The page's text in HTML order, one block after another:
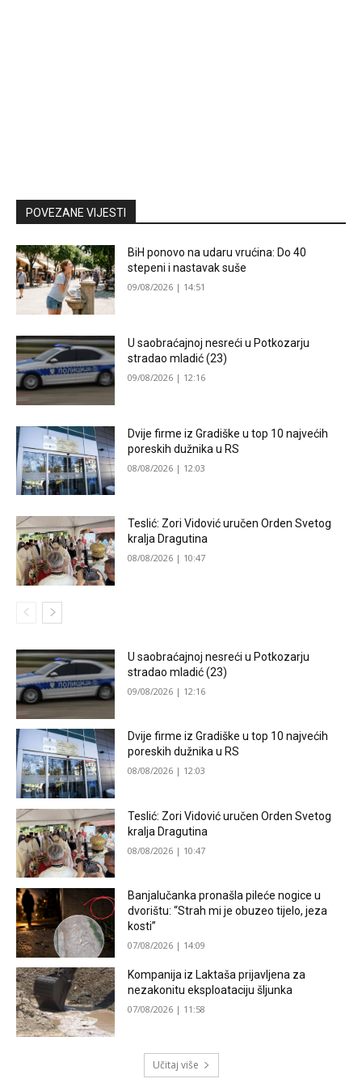
POVEZANE VIJESTI
BiH ponovo na udaru vrućina: Do 40
stepeni i nastavak suše
09/08/2026 | 14:51
U saobraćajnoj nesreći u Potkozarju
stradao mladić (23)
09/08/2026 | 12:16
Dvije firme iz Gradiške u top 10 najvećih
poreskih dužnika u RS
08/08/2026 | 12:03
Teslić: Zori Vidović uručen Orden Svetog
kralja Dragutina
08/08/2026 | 10:47
U saobraćajnoj nesreći u Potkozarju
stradao mladić (23)
09/08/2026 | 12:16
Dvije firme iz Gradiške u top 10 najvećih
poreskih dužnika u RS
08/08/2026 | 12:03
Teslić: Zori Vidović uručen Orden Svetog
kralja Dragutina
08/08/2026 | 10:47
Banjalučanka pronašla pileće nogice u
dvorištu: “Strah mi je obuzeo tijelo, jeza
kosti”
07/08/2026 | 14:09
Kompanija iz Laktaša prijavljena za
nezakonitu eksploataciju šljunka
07/08/2026 | 11:58
Učitaj više